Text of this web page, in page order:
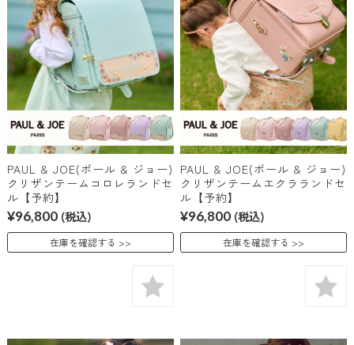
PAUL & JOE(ポール & ジョー)
クリザンテームコロレランドセ
ル【予約】
¥96,800 (税込)
在庫を確認する
PAUL & JOE(ポール & ジョー)
クリザンテームエクラランドセ
ル【予約】
¥96,800 (税込)
在庫を確認する